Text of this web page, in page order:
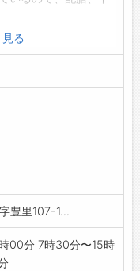
製造補助作業も若干
達作業(軽バン使用)
方を希望します。
る
豊里107-1...
00分 7時30分〜15時